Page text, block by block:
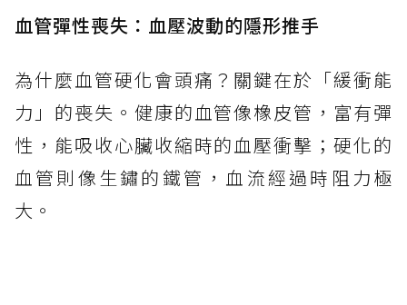
血管彈性喪失：血壓波動的隱形推手
為什麼血管硬化會頭痛？關鍵在於「緩衝能
力」的喪失。健康的血管像橡皮管，富有彈
性，能吸收心臟收縮時的血壓衝擊；硬化的
血管則像生鏽的鐵管，血流經過時阻力極
大。